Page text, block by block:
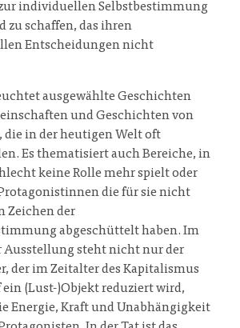
individuellen Selbstbestimmung
zu schaffen, das ihren
Entscheidungen nicht
ausgewählte Geschichten
und Geschichten von
die in der heutigen Welt oft
Es thematisiert auch Bereiche, in
keine Rolle mehr spielt oder
die für sie nicht
Zeichen der
abgeschüttelt haben. Im
steht nicht nur der
der im Zeitalter des Kapitalismus
ein (Lust-)Objekt reduziert wird,
Energie, Kraft und Unabhängigkeit